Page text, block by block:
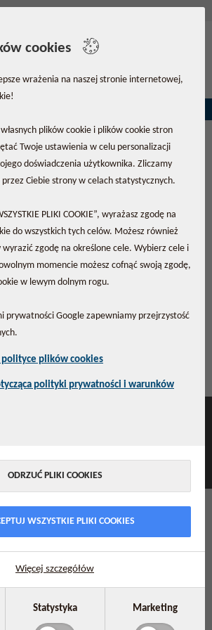
subskrypcję newslettera
dlatego prosimy o potwierdzenie rejestracji.
subskrypcję
się z tej usługi za pośrednictwem linku w
cookies
wrażenia na naszej stronie internetowej,
plików cookie i plików cookie stron
Twoje ustawienia w celu personalizacji
doświadczenia użytkownika. Zliczamy
Ciebie strony w celach statystycznych.
PLIKI COOKIE”, wyrażasz zgodę na
do wszystkich tych celów. Możesz również
zgodę na określone cele. Wybierz cele i
momencie możesz cofnąć swoją zgodę,
w lewym dolnym rogu.
prywatności Google zapewniamy przejrzystość
polityce plików cookies
polityki prywatności i warunków
ODRZUĆ PLIKI COOKIES
WSZYSTKIE PLIKI COOKIES
Więcej szczegółów
Statystyka Marketing